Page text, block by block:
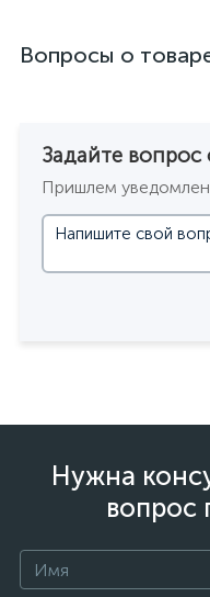
Вопросы о
Задайте вопрос
Пришлем
Нужна
вопрос